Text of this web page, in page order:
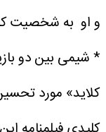
و او به شخصیت
* شیمی بین دو
کلاید» مورد